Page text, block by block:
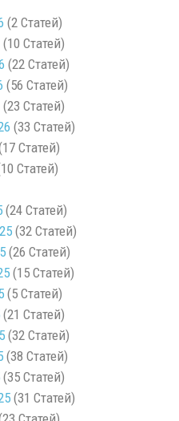
(2 Статей)
(10 Статей)
(22 Статей)
(56 Статей)
(23 Статей)
(33 Статей)
Статей)
Статей)
(24 Статей)
(32 Статей)
(26 Статей)
(15 Статей)
(5 Статей)
(21 Статей)
(32 Статей)
(38 Статей)
(35 Статей)
(31 Статей)